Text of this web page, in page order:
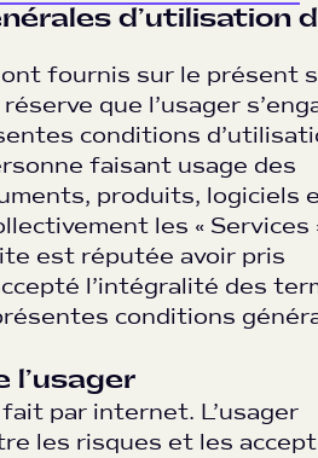
d’utilisation
fournis sur le présent
que l’usager
conditions
faisant usage des
produits, logiciels
les « Services
est réputée avoir pris
l’intégralité des
conditions
l’usager
fait par internet. L’usager
les risques et les